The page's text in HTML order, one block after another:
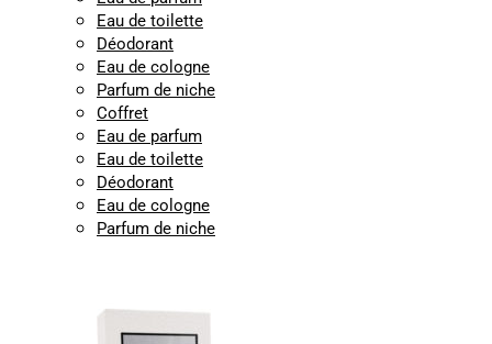
Eau de toilette
Déodorant
Eau de cologne
Parfum de niche
Coffret
Eau de parfum
Eau de toilette
Déodorant
Eau de cologne
Parfum de niche